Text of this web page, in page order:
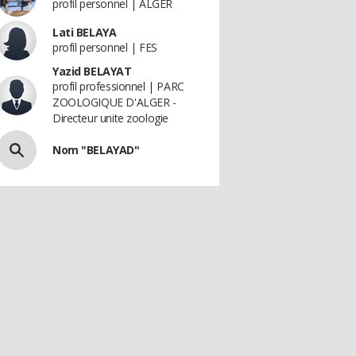
profil personnel | ALGER
Lati BELAYA
profil personnel | FES
Yazid BELAYAT
profil professionnel | PARC
ZOOLOGIQUE D'ALGER -
Directeur unite zoologie
Nom "BELAYAD"